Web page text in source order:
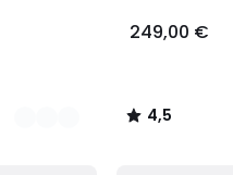
249,00 €
4,5
/